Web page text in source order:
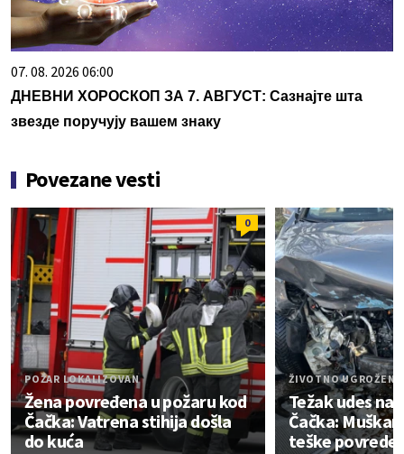
07. 08. 2026 06:00
ДНЕВНИ ХОРОСКОП ЗА 7. АВГУСТ: Сазнајте шта
звезде поручују вашем знаку
Povezane vesti
0
POŽAR LOKALIZOVAN
Žena povređena u požaru kod
Čačka: Vatrena stihija došla
do kuća
ŽIVOTNO UGROŽEN
Težak udes na
Čačka:
teške povrede